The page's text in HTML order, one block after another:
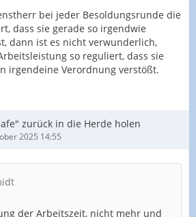
bei jeder Besoldungsrunde die
dass sie gerade so irgendwie
dann ist es nicht verwunderlich,
so reguliert, dass sie
irgendeine Verordnung verstößt.
zurück in die Herde holen
2025 14:55
der Arbeitszeit, nicht mehr und